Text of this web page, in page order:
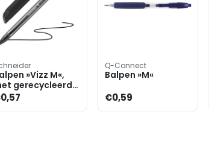
»Vizz M«,
gerecycleerde
Q-Connect
Balpen »M«
€0,59